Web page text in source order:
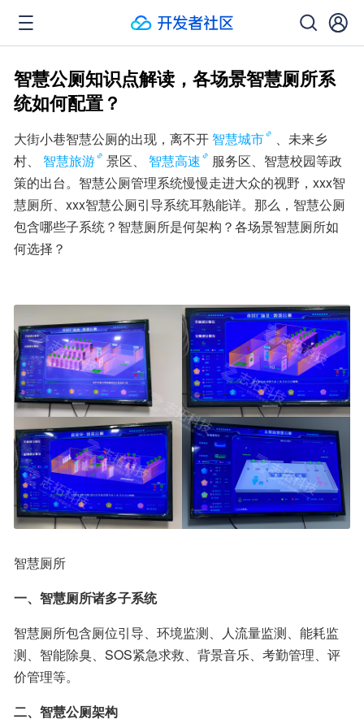
智慧公厕知识点解读，各场景智慧厕所系
统如何配置？
大街小巷智慧公厕的出现，离不开 智慧城市
、未来乡
村、
智慧旅游 景区、 智慧高速
服务区、智慧校园等政
策的出台。智慧公厕管理系统慢慢走进大众的视野，xxx智
慧厕所、xxx智慧公厕引导系统耳熟能详。那么，智慧公厕
包含哪些子系统？智慧厕所是何架构？各场景智慧厕所如
何选择？
智慧厕所
一、智慧厕所诸多子系统
智慧厕所包含厕位引导、环境监测、人流量监测、能耗监
测、智能除臭、SOS紧急求救、背景音乐、考勤管理、评
价管理等。
二、智慧公厕架构